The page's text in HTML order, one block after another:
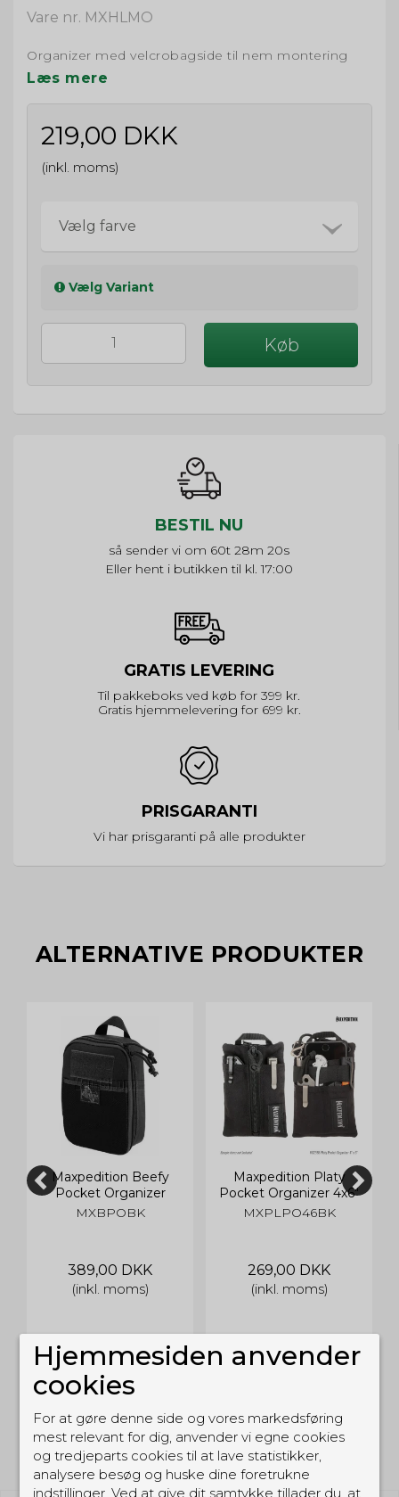
Vare nr. MXHLMO
Organizer med velcrobagside til nem montering
Læs mere
219,00 DKK
(inkl. moms)
Vælg farve
Vælg Variant
Køb
BESTIL NU
så sender vi om 60t 28m 20s
Eller hent i butikken til kl. 17:00
GRATIS LEVERING
Til pakkeboks ved køb for 399 kr.
Gratis hjemmelevering for 699 kr.
PRISGARANTI
Vi har prisgaranti på alle produkter
ALTERNATIVE PRODUKTER
Maxpedition Beefy
Pocket Organizer
MXBPOBK
389,00 DKK
(inkl. moms)
Maxpedition Platy
Pocket Organizer 4x6"
MXPLPO46BK
269,00 DKK
(inkl. moms)
RELATEREDE PRODUKTER
Hjemmesiden anvender
cookies
For at gøre denne side og vores markedsføring
mest relevant for dig, anvender vi egne cookies
og tredjeparts cookies til at lave statistikker,
analysere besøg og huske dine foretrukne
indstillinger. Ved at give dit samtykke tillader du, at